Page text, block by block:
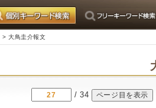
> 大鳥圭介報文
/ 34